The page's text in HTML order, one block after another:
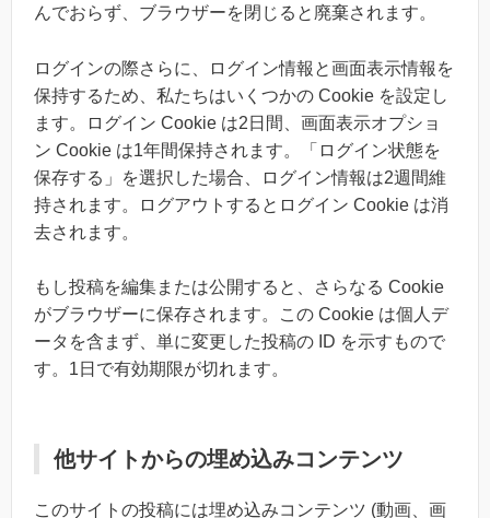
んでおらず、ブラウザーを閉じると廃棄されます。
ログインの際さらに、ログイン情報と画面表示情報を
保持するため、私たちはいくつかの Cookie を設定し
ます。ログイン Cookie は2日間、画面表示オプショ
ン Cookie は1年間保持されます。「ログイン状態を
保存する」を選択した場合、ログイン情報は2週間維
持されます。ログアウトするとログイン Cookie は消
去されます。
もし投稿を編集または公開すると、さらなる Cookie
がブラウザーに保存されます。この Cookie は個人デ
ータを含まず、単に変更した投稿の ID を示すもので
す。1日で有効期限が切れます。
他サイトからの埋め込みコンテンツ
このサイトの投稿には埋め込みコンテンツ (動画、画